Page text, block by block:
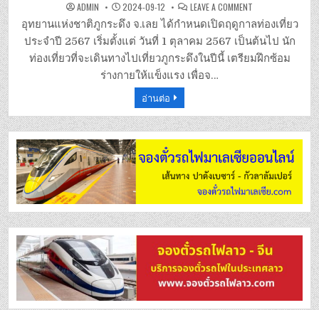
ADMIN 2024-09-12 LEAVE A COMMENT
นั่ง
รถ
ทัวร์
ไป
เที่ยว
ภูกระดึง
อุทยานแห่งชาติภูกระดึง จ.เลย ได้กำหนดเปิดฤดูกาลท่องเที่ยว
ประจำปี 2567 เริ่มตั้งแต่ วันที่ 1 ตุลาคม 2567 เป็นต้นไป นัก
ท่องเที่ยวที่จะเดินทางไปเที่ยวภูกระดึงในปีนี้ เตรียมฝึกซ้อม
ร่างกายให้แข็งแรง เพื่อจ…
อ่านต่อ